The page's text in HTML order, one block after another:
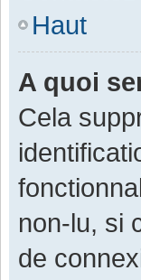
Haut
A quoi
Cela
non-lu, si
de